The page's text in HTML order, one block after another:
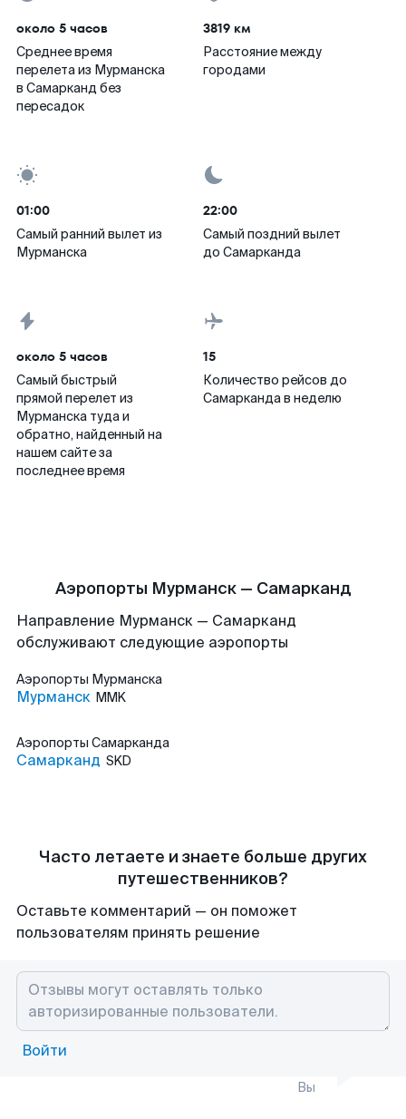
около 5 часов
Среднее время
перелета из Мурманска
в Самарканд без
пересадок
3819 км
Расстояние между
городами
01:00
Самый ранний вылет из
Мурманска
22:00
Самый поздний вылет
до Самарканда
около 5 часов
Самый быстрый
прямой перелет из
Мурманска туда и
обратно, найденный на
нашем сайте за
последнее время
15
Количество рейсов до
Самарканда в неделю
Аэропорты Мурманск — Самарканд
Направление Мурманск — Самарканд
обслуживают следующие аэропорты
Аэропорты Мурманска
Мурманск MMK
Аэропорты Самарканда
Самарканд SKD
Часто летаете и знаете больше других
путешественников?
Оставьте комментарий — он поможет
пользователям принять решение
Войти
Вы